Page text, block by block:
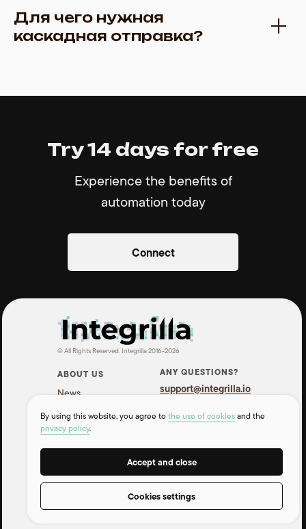
By using this website, you agree tothe use of cookiesand the
privacy policy.
Accept and close
Cookies settings
Для чего нужная
каскадная отправка?
ANY QUESTIONS?
support@integrilla.io
WhatsApp
INFORMATION
API for developers
ABOUT US
News
Contacts
© All Rights Reserved. Integrilla 2016-2026
Experience the benefits of
automation today
Try 14 days for free
Connect